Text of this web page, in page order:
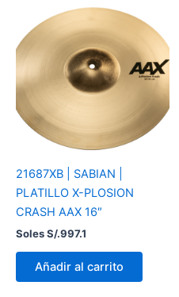
21687XB | SABIAN |
PLATILLO X-PLOSION
CRASH AAX 16″
Soles S/.997.1
Añadir al carrito